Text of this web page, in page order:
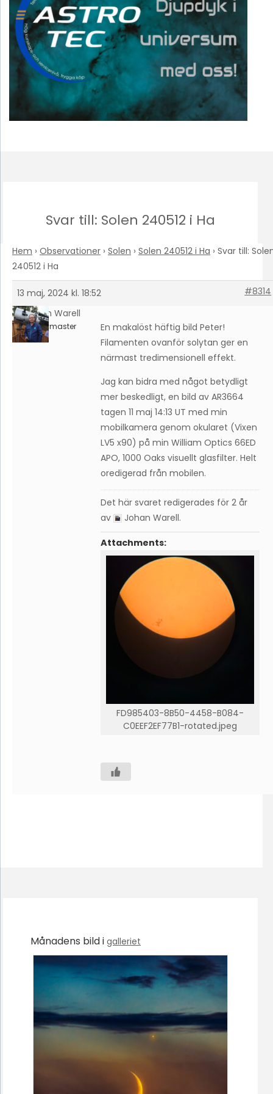
Svar till: Solen 240512 i Ha
Hem › Observationer › Solen › Solen 240512 i Ha › Svar till:
240512 i Ha
13 maj, 2024 kl. 18:52
#8314
Johan Warell
Keymaster
En makalöst häftig bild Peter!
Filamenten ovanför solytan ger en
närmast tredimensionell effekt.
Jag kan bidra med något betydligt
mer beskedligt, en bild av AR3664
tagen 11 maj 14:13 UT med min
mobilkamera genom okularet (Vixen
LV5 x90) på min William Optics 66ED
APO, 1000 Oaks visuellt glasfilter. Helt
oredigerad från mobilen.
Det här svaret redigerades för 2 år
av
Johan Warell.
Attachments:
FD985403-8B50-4458-B084-
C0EEF2EF77B1-rotated.jpeg
Månadens bild i galleriet